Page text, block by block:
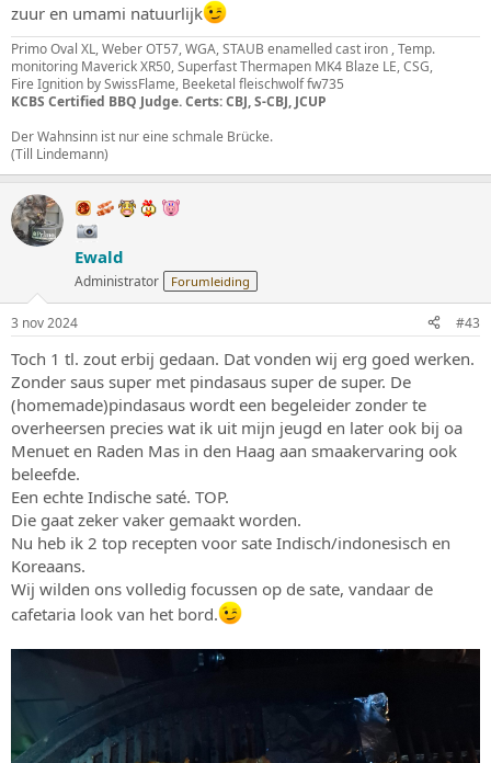
zuur en umami natuurlijk
Primo Oval XL, Weber OT57, WGA, STAUB enamelled cast iron , Temp.
monitoring Maverick XR50, Superfast Thermapen MK4 Blaze LE, CSG,
Fire Ignition by SwissFlame, Beeketal fleischwolf fw735
KCBS Certified BBQ Judge. Certs: CBJ, S-CBJ, JCUP
Der Wahnsinn ist nur eine schmale Brücke.
(Till Lindemann)
Ewald
Administrator Forumleiding
3 nov 2024 #43
Toch 1 tl. zout erbij gedaan. Dat vonden wij erg goed werken.
Zonder saus super met pindasaus super de super. De
(homemade)pindasaus wordt een begeleider zonder te
overheersen precies wat ik uit mijn jeugd en later ook bij oa
Menuet en Raden Mas in den Haag aan smaakervaring ook
beleefde.
Een echte Indische saté. TOP.
Die gaat zeker vaker gemaakt worden.
Nu heb ik 2 top recepten voor sate Indisch/indonesisch en
Koreaans.
Wij wilden ons volledig focussen op de sate, vandaar de
cafetaria look van het bord.